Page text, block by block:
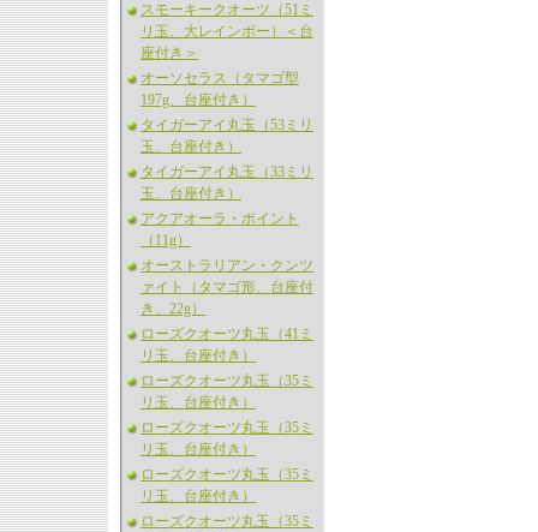
スモーキークオーツ（51ミ
リ玉、大レインボー）＜台
座付き＞
オーソセラス（タマゴ型
197g、台座付き）
タイガーアイ丸玉（53ミリ
玉、台座付き）
タイガーアイ丸玉（33ミリ
玉、台座付き）
アクアオーラ・ポイント
（11g）
オーストラリアン・クンツ
ァイト（タマゴ形、台座付
き、22g）
ローズクオーツ丸玉（41ミ
リ玉、台座付き）
ローズクオーツ丸玉（35ミ
リ玉、台座付き）
ローズクオーツ丸玉（35ミ
リ玉、台座付き）
ローズクオーツ丸玉（35ミ
リ玉、台座付き）
ローズクオーツ丸玉（35ミ